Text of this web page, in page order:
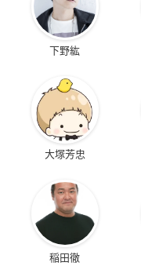
下野紘
大塚芳忠
稲田徹